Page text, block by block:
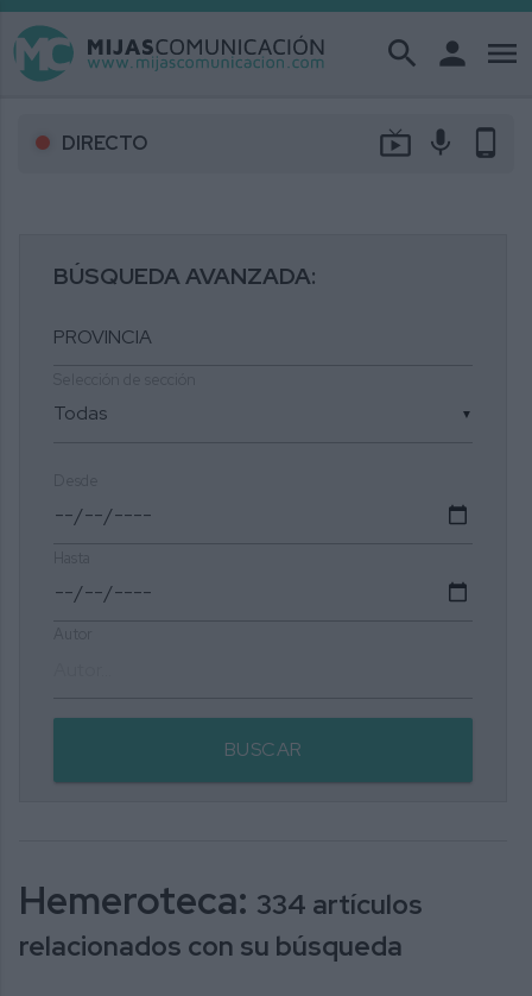
search person menu
DIRECTO live_tv mic phone_android
BÚSQUEDA AVANZADA:
▼
BUSCAR
Hemeroteca: 334 artículos
relacionados con su búsqueda